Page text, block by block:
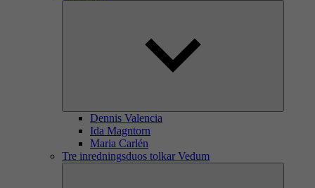
Dennis Valencia
Ida Magntorn
Maria Carlén
Tre inredningsduos tolkar Vedum